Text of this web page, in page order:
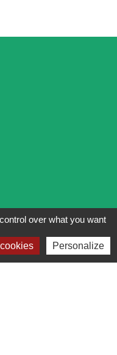
TERRE D AUGE
over what you want
Personalize